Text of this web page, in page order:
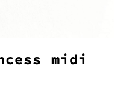
midi